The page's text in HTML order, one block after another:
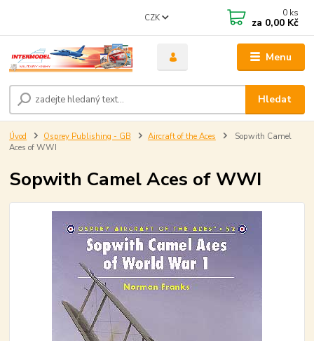
Menu
CZK
Hledat
0 ks
za 0,00 Kč
Úvod Osprey Publishing - GB Aircraft of the Aces
Sopwith Camel
Aces of WWI
Sopwith Camel Aces of WWI